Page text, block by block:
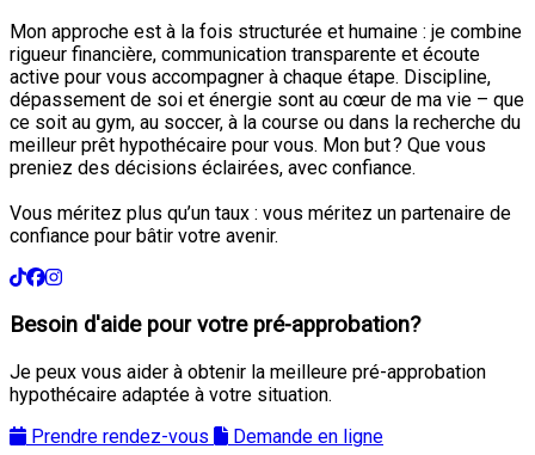
Mon approche est à la fois structurée et humaine : je combine
rigueur financière, communication transparente et écoute
active pour vous accompagner à chaque étape. Discipline,
dépassement de soi et énergie sont au cœur de ma vie – que
ce soit au gym, au soccer, à la course ou dans la recherche du
meilleur prêt hypothécaire pour vous. Mon but ? Que vous
preniez des décisions éclairées, avec confiance.
Vous méritez plus qu’un taux : vous méritez un partenaire de
confiance pour bâtir votre avenir.
Besoin d'aide pour votre pré-approbation?
Je peux vous aider à obtenir la meilleure pré-approbation
hypothécaire adaptée à votre situation.
Prendre rendez-vous
Demande en ligne